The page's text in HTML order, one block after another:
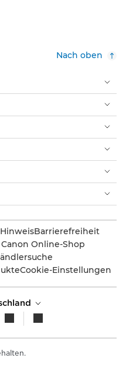
Nach oben
Barrierefreiheit
Online-Shop
Cookie-Einstellungen